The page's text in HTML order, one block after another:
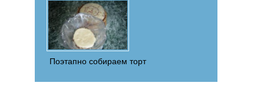
Поэтапно собираем торт